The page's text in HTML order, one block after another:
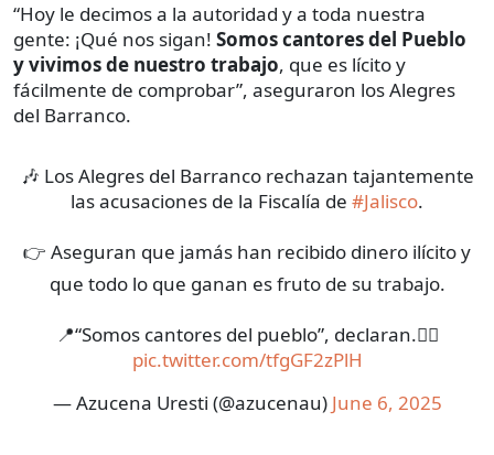
“Hoy le decimos a la autoridad y a toda nuestra
gente: ¡Qué nos sigan! Somos cantores del Pueblo
y vivimos de nuestro trabajo, que es lícito y
fácilmente de comprobar”, aseguraron los Alegres
del Barranco.
🎶 Los Alegres del Barranco rechazan tajantemente
las acusaciones de la Fiscalía de #Jalisco.
👉 Aseguran que jamás han recibido dinero ilícito y
que todo lo que ganan es fruto de su trabajo.
📍“Somos cantores del pueblo”, declaran.👇🏼
pic.twitter.com/tfgGF2zPlH
— Azucena Uresti (@azucenau) June 6, 2025